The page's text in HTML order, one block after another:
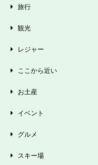
旅行
観光
レジャー
ここから近い
お土産
イベント
グルメ
スキー場